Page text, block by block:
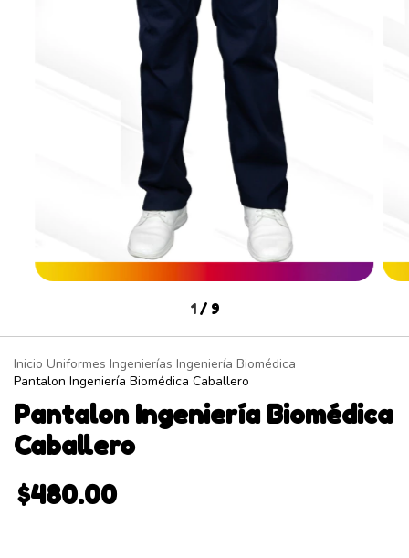
1/ 9
Inicio Uniformes Ingenierías Ingeniería Biomédica
Pantalon Ingeniería Biomédica Caballero
Pantalon Ingeniería Biomédica
Caballero
$480.00